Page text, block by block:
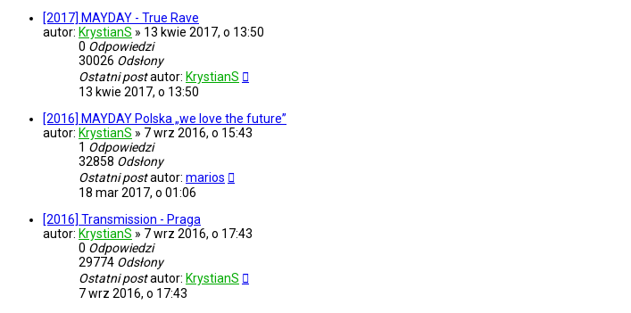
[2017] MAYDAY - True Rave
autor: KrystianS » 13 kwie 2017, o 13:50
0 Odpowiedzi
30026 Odsłony
Ostatni postautor: KrystianS
13 kwie 2017, o 13:50
[2016] MAYDAY Polska „we love the future”
autor: KrystianS » 7 wrz 2016, o 15:43
1 Odpowiedzi
32858 Odsłony
Ostatni postautor: marios
18 mar 2017, o 01:06
[2016] Transmission - Praga
autor: KrystianS » 7 wrz 2016, o 17:43
0 Odpowiedzi
29774 Odsłony
Ostatni postautor: KrystianS
7 wrz 2016, o 17:43